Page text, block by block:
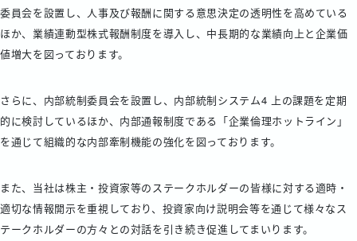
委員会を設置し、人事及び報酬に関する意思決定の透明性を高めている
ほか、業績連動型株式報酬制度を導入し、中長期的な業績向上と企業価
値増大を図っております。
さらに、内部統制委員会を設置し、内部統制システム4 上の課題を定期
的に検討しているほか、内部通報制度である「企業倫理ホットライン」
を通じて組織的な内部牽制機能の強化を図っております。
また、当社は株主・投資家等のステークホルダーの皆様に対する適時・
適切な情報開示を重視しており、投資家向け説明会等を通じて様々なス
テークホルダーの方々との対話を引き続き促進してまいります。